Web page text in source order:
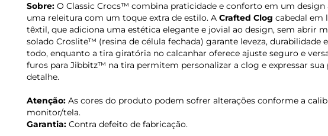
Sobre: O Classic Crocs™ combina praticidade e conforto em um
uma releitura com um toque extra de estilo. A Crafted Clog cabedal em
têxtil, que adiciona uma estética elegante e jovial ao design, sem abrir
solado Croslite™ (resina de célula fechada) garante leveza, durabilidade
todo, enquanto a tira giratória no calcanhar oferece ajuste seguro e
furos para Jibbitz™ na tira permitem personalizar a clog e expressar sua
detalhe.
Atenção: As cores do produto podem sofrer alterações conforme a
monitor/tela.
Garantia: Contra defeito de fabricação.